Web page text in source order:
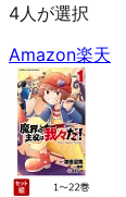
4人が選択
Amazon楽天